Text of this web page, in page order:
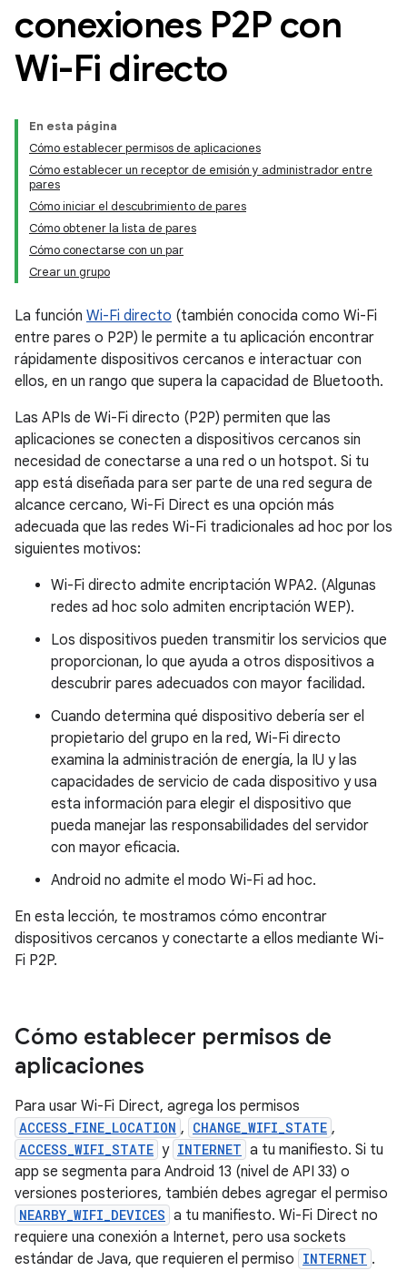
conexiones P2P con
Wi-Fi directo
En esta página
Cómo establecer permisos de aplicaciones
Cómo establecer un receptor de emisión y administrador entre
pares
Cómo iniciar el descubrimiento de pares
Cómo obtener la lista de pares
Cómo conectarse con un par
Crear un grupo
La función Wi-Fi directo (también conocida como Wi-Fi
entre pares o P2P) le permite a tu aplicación encontrar
rápidamente dispositivos cercanos e interactuar con
ellos, en un rango que supera la capacidad de Bluetooth.
Las APIs de Wi-Fi directo (P2P) permiten que las
aplicaciones se conecten a dispositivos cercanos sin
necesidad de conectarse a una red o un hotspot. Si tu
app está diseñada para ser parte de una red segura de
alcance cercano, Wi-Fi Direct es una opción más
adecuada que las redes Wi-Fi tradicionales ad hoc por los
siguientes motivos:
Wi-Fi directo admite encriptación WPA2. (Algunas
redes ad hoc solo admiten encriptación WEP).
Los dispositivos pueden transmitir los servicios que
proporcionan, lo que ayuda a otros dispositivos a
descubrir pares adecuados con mayor facilidad.
Cuando determina qué dispositivo debería ser el
propietario del grupo en la red, Wi-Fi directo
examina la administración de energía, la IU y las
capacidades de servicio de cada dispositivo y usa
esta información para elegir el dispositivo que
pueda manejar las responsabilidades del servidor
con mayor eficacia.
Android no admite el modo Wi-Fi ad hoc.
En esta lección, te mostramos cómo encontrar
dispositivos cercanos y conectarte a ellos mediante Wi-
Fi P2P.
Cómo establecer permisos de
aplicaciones
Para usar Wi-Fi Direct, agrega los permisos
ACCESS_FINE_LOCATION , CHANGE_WIFI_STATE ,
ACCESS_WIFI_STATE y INTERNET a tu manifiesto. Si tu
app se segmenta para Android 13 (nivel de API 33) o
versiones posteriores, también debes agregar el permiso
NEARBY_WIFI_DEVICES a tu manifiesto. Wi-Fi Direct no
requiere una conexión a Internet, pero usa sockets
estándar de Java, que requieren el permiso INTERNET .